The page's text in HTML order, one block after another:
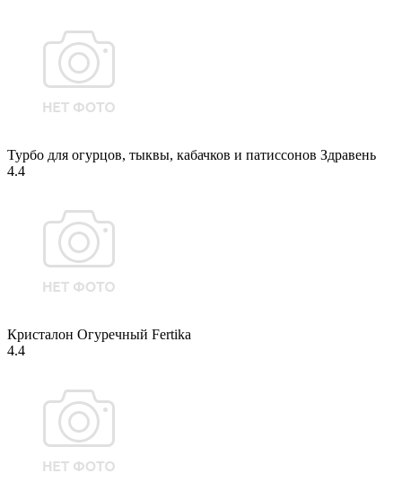
Турбо для огурцов, тыквы, кабачков и патиссонов Здравень
4.4
Кристалон Огуречный Fertika
4.4